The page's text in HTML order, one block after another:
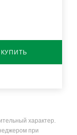
КУПИТЬ
характер.
при